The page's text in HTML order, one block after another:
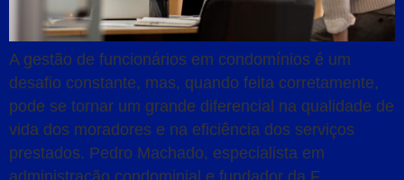
A gestão de funcionários em condomínios é um
desafio constante, mas, quando feita corretamente,
pode se tornar um grande diferencial na qualidade de
vida dos moradores e na eficiência dos serviços
prestados. Pedro Machado, especialista em
administração condominial e fundador da F